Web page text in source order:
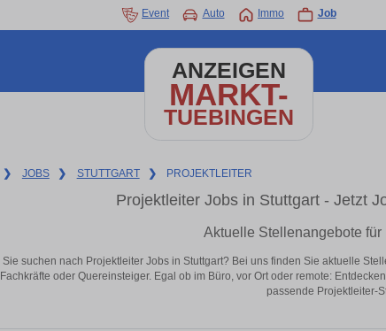
Event Auto Immo Job
ANZEIGEN
MARKT-
TUEBINGEN
❯ JOBS ❯ STUTTGART ❯ PROJEKTLEITER
Projektleiter Jobs in Stuttgart - Jetzt
Aktuelle Stellenangebote
Sie suchen nach Projektleiter Jobs in Stuttgart? Bei uns finden Sie aktuelle
Fachkräfte oder Quereinsteiger. Egal ob im Büro, vor Ort oder remote:
passende Projektleiter-